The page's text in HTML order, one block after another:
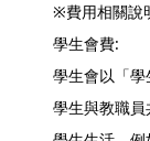
※費用相關說
學生會費:
學生會以「
學生與教職